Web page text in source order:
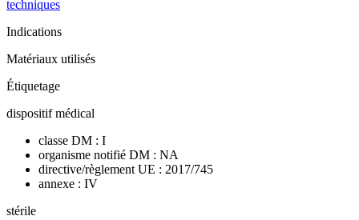
techniques
Indications
Matériaux utilisés
Étiquetage
dispositif médical
classe DM : I
organisme notifié DM : NA
directive/règlement UE : 2017/745
annexe : IV
stérile